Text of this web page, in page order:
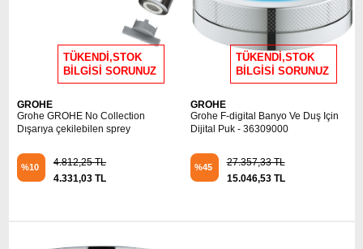
TÜKENDİ,STOK
BİLGİSİ SORUNUZ
GROHE
Grohe GROHE No Collection
Dışarıya çekilebilen sprey
%10
4.812,25 TL
4.331,03 TL
TÜKENDİ,STOK
BİLGİSİ SORUNUZ
GROHE
Grohe F-digital Banyo Ve Duş Için
Dijital Puk - 36309000
%45
27.357,33 TL
15.046,53 TL